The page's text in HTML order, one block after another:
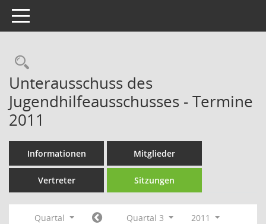
Toggle navigation
Rechercheauswahl
Unterausschuss des
Jugendhilfeausschusses - Termine
2011
Informationen Mitglieder
Vertreter Sitzungen
Quartal Quartal 3
2011